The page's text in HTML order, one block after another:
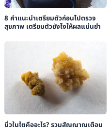
8 คำแนะนำเตรียมตัวก่อนไปตรวจ
สุขภาพ เตรียมตัวยังไงให้ผลแม่นยำ